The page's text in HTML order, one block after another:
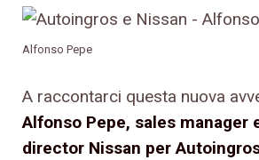
Alfonso Pepe
A raccontarci questa nuova
Alfonso Pepe, sales manager
director Nissan per